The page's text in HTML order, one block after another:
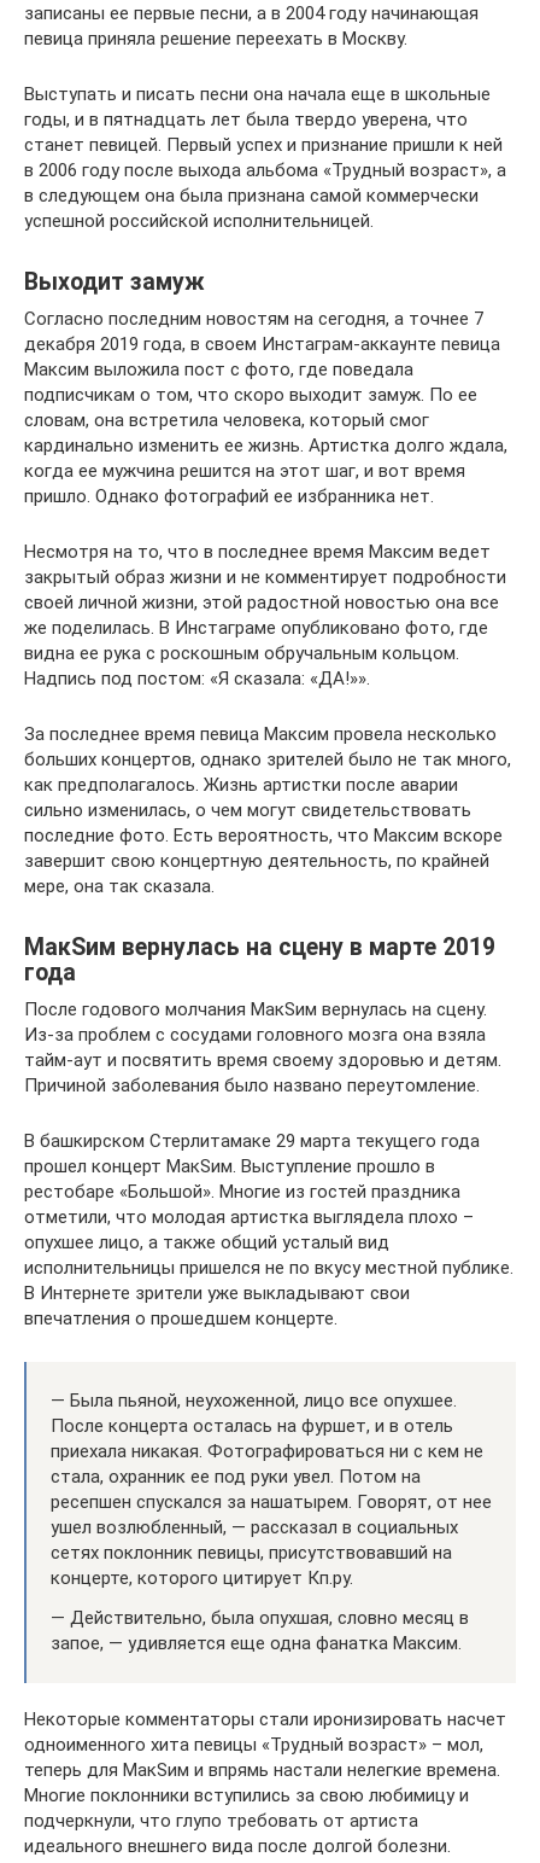
записаны ее первые песни, а в 2004 году начинающая
певица приняла решение переехать в Москву.
Выступать и писать песни она начала еще в школьные
годы, и в пятнадцать лет была твердо уверена, что
станет певицей. Первый успех и признание пришли к ней
в 2006 году после выхода альбома «Трудный возраст», а
в следующем она была признана самой коммерчески
успешной российской исполнительницей.
Выходит замуж
Согласно последним новостям на сегодня, а точнее 7
декабря 2019 года, в своем Инстаграм-аккаунте певица
Максим выложила пост с фото, где поведала
подписчикам о том, что скоро выходит замуж. По ее
словам, она встретила человека, который смог
кардинально изменить ее жизнь. Артистка долго ждала,
когда ее мужчина решится на этот шаг, и вот время
пришло. Однако фотографий ее избранника нет.
Несмотря на то, что в последнее время Максим ведет
закрытый образ жизни и не комментирует подробности
своей личной жизни, этой радостной новостью она все
же поделилась. В Инстаграме опубликовано фото, где
видна ее рука с роскошным обручальным кольцом.
Надпись под постом: «Я сказала: «ДА!»».
За последнее время певица Максим провела несколько
больших концертов, однако зрителей было не так много,
как предполагалось. Жизнь артистки после аварии
сильно изменилась, о чем могут свидетельствовать
последние фото. Есть вероятность, что Максим вскоре
завершит свою концертную деятельность, по крайней
мере, она так сказала.
МакSим вернулась на сцену в марте 2019
года
После годового молчания МакSим вернулась на сцену.
Из-за проблем с сосудами головного мозга она взяла
тайм-аут и посвятить время своему здоровью и детям.
Причиной заболевания было названо переутомление.
В башкирском Стерлитамаке 29 марта текущего года
прошел концерт МакSим. Выступление прошло в
рестобаре «Большой». Многие из гостей праздника
отметили, что молодая артистка выглядела плохо –
опухшее лицо, а также общий усталый вид
исполнительницы пришелся не по вкусу местной публике.
В Интернете зрители уже выкладывают свои
впечатления о прошедшем концерте.
— Была пьяной, неухоженной, лицо все опухшее.
После концерта осталась на фуршет, и в отель
приехала никакая. Фотографироваться ни с кем не
стала, охранник ее под руки увел. Потом на
ресепшен спускался за нашатырем. Говорят, от нее
ушел возлюбленный, — рассказал в социальных
сетях поклонник певицы, присутствовавший на
концерте, которого цитирует Кп.ру.
— Действительно, была опухшая, словно месяц в
запое, — удивляется еще одна фанатка Максим.
Некоторые комментаторы стали иронизировать насчет
одноименного хита певицы «Трудный возраст» – мол,
теперь для МакSим и впрямь настали нелегкие времена.
Многие поклонники вступились за свою любимицу и
подчеркнули, что глупо требовать от артиста
идеального внешнего вида после долгой болезни.